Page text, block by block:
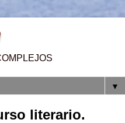
▼
literario.